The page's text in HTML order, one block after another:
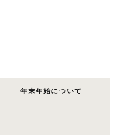
年末年始について